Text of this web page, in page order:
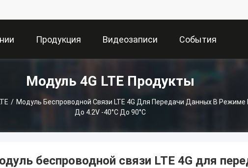
Продукция Видеозаписи События
Модуль 4G LTE Продукты
/ Модуль Беспроводной Связи LTE 4G Для Передачи Данных В Режиме
До 4.2V -40°C До 90°C
беспроводной связи LTE 4G для